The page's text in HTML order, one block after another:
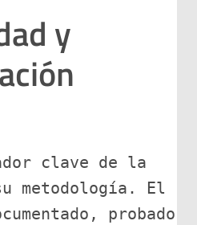
y
clave de la
metodología. El
probado